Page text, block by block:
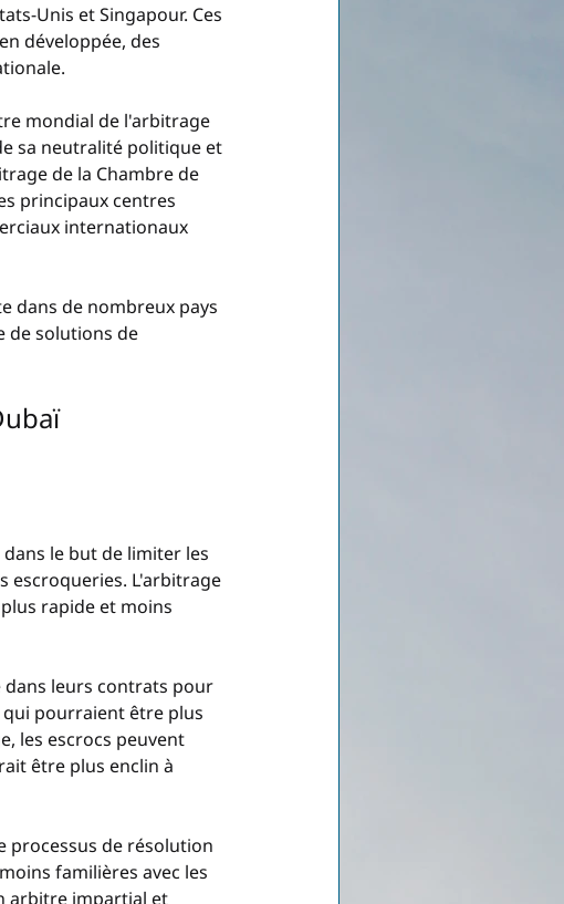
Unis et Singapour. Ces
développée, des
mondial de l'arbitrage
sa neutralité politique et
de la Chambre de
principaux centres
internationaux
dans de nombreux pays
de solutions de
le but de limiter les
escroqueries. L'arbitrage
rapide et moins
dans leurs contrats pour
pourraient être plus
les escrocs peuvent
être plus enclin à
processus de résolution
familières avec les
arbitre impartial et